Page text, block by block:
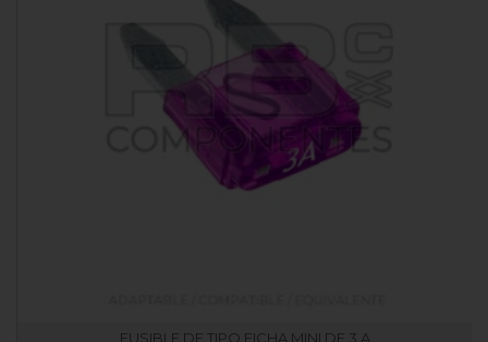
FUSIBLE DE TIPO FICHA MINI DE 3 A